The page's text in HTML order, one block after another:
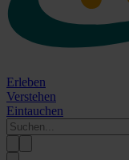
Erleben
Verstehen
Eintauchen